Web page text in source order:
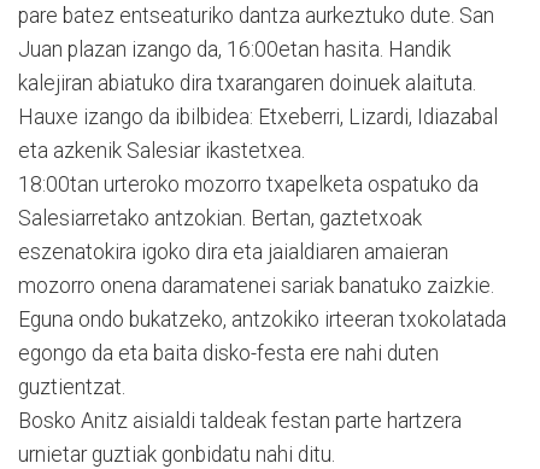
pare batez entseaturiko dantza aurkeztuko dute. San
Juan plazan izango da, 16:00etan hasita. Handik
kalejiran abiatuko dira txarangaren doinuek alaituta.
Hauxe izango da ibilbidea: Etxeberri, Lizardi, Idiazabal
eta azkenik Salesiar ikastetxea.
18:00tan urteroko mozorro txapelketa ospatuko da
Salesiarretako antzokian. Bertan, gaztetxoak
eszenatokira igoko dira eta jaialdiaren amaieran
mozorro onena daramatenei sariak banatuko zaizkie.
Eguna ondo bukatzeko, antzokiko irteeran txokolatada
egongo da eta baita disko-festa ere nahi duten
guztientzat.
Bosko Anitz aisialdi taldeak festan parte hartzera
urnietar guztiak gonbidatu nahi ditu.